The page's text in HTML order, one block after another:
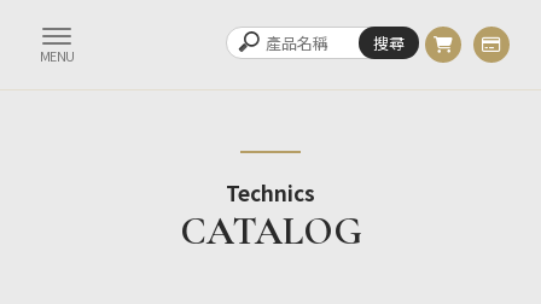
Technics